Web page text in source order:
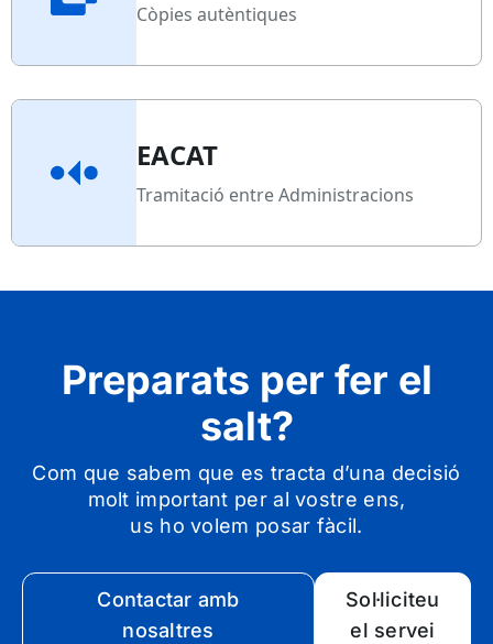
Còpies autèntiques
EACAT
Tramitació entre Administracions
Preparats per fer el
salt?
Com que sabem que es tracta d’una decisió
molt important per al vostre ens,
us ho volem posar fàcil.
Contactar amb
nosaltres
Sol·liciteu
el servei